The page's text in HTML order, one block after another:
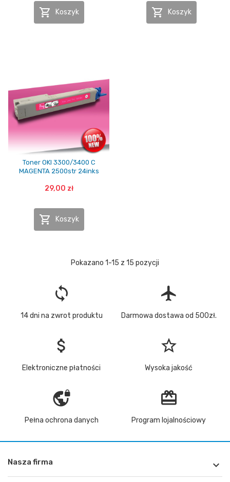
 Koszyk  Koszyk
Toner OKI 3300/3400 C
MAGENTA 2500str 24inks
29,00 zł
 Koszyk
Pokazano 1-15 z 15 pozycji
loop
14 dni na zwrot produktu
flight
Darmowa dostawa od 500zł.
attach_money
Elektroniczne płatności
star_border
Wysoka jakość
vpn_lock
Pełna ochrona danych
redeem
Program lojalnościowy
Nasza firma 